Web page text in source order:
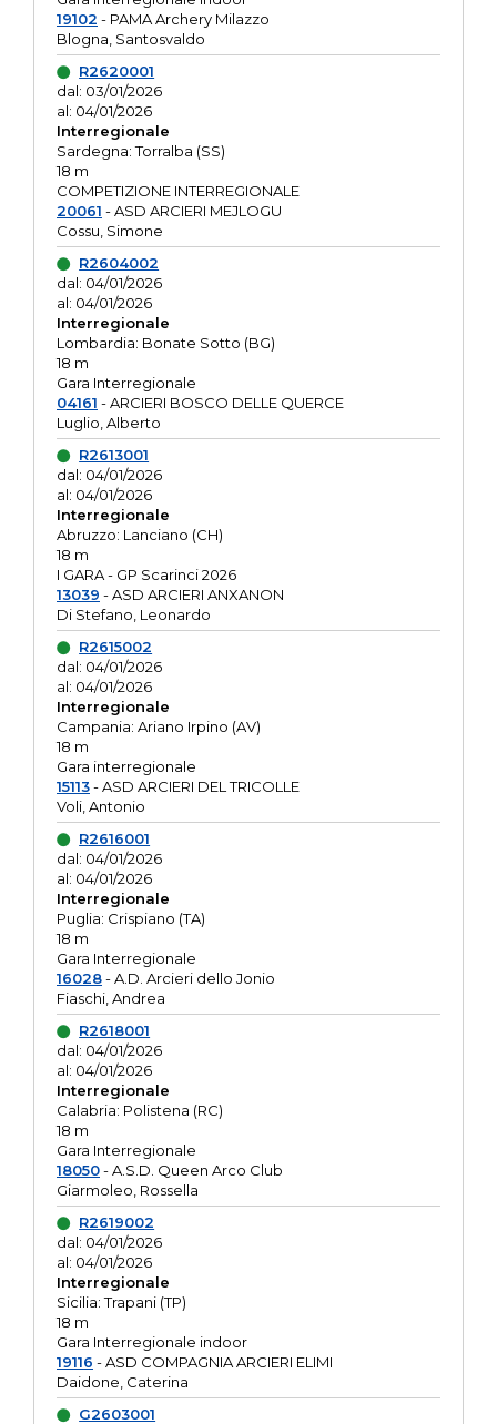
19102 - PAMA Archery Milazzo
Blogna, Santosvaldo
R2620001
dal: 03/01/2026
al: 04/01/2026
Interregionale
Sardegna: Torralba (SS)
18 m
COMPETIZIONE INTERREGIONALE
20061 - ASD ARCIERI MEJLOGU
Cossu, Simone
R2604002
dal: 04/01/2026
al: 04/01/2026
Interregionale
Lombardia: Bonate Sotto (BG)
18 m
Gara Interregionale
04161 - ARCIERI BOSCO DELLE QUERCE
Luglio, Alberto
R2613001
dal: 04/01/2026
al: 04/01/2026
Interregionale
Abruzzo: Lanciano (CH)
18 m
I GARA - GP Scarinci 2026
13039 - ASD ARCIERI ANXANON
Di Stefano, Leonardo
R2615002
dal: 04/01/2026
al: 04/01/2026
Interregionale
Campania: Ariano Irpino (AV)
18 m
Gara interregionale
15113- ASD ARCIERI DEL TRICOLLE
Voli, Antonio
R2616001
dal: 04/01/2026
al: 04/01/2026
Interregionale
Puglia: Crispiano (TA)
18 m
Gara Interregionale
16028- A.D. Arcieri dello Jonio
Fiaschi, Andrea
R2618001
dal: 04/01/2026
al: 04/01/2026
Interregionale
Calabria: Polistena (RC)
18 m
Gara Interregionale
18050- A.S.D. Queen Arco Club
Giarmoleo, Rossella
R2619002
dal: 04/01/2026
al: 04/01/2026
Interregionale
Sicilia: Trapani (TP)
18 m
Gara Interregionale indoor
19116 - ASD COMPAGNIA ARCIERI ELIMI
Daidone, Caterina
G2603001